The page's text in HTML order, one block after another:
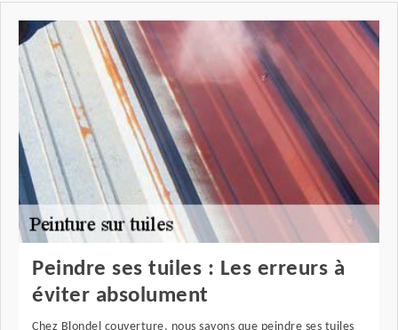
Peindre ses tuiles : Les erreurs à
éviter absolument
Chez Blondel couverture, nous savons que peindre ses tuiles